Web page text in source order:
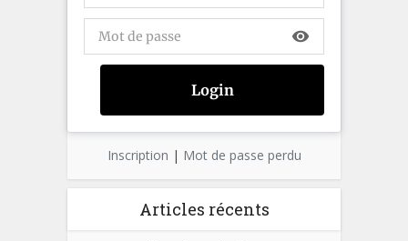
visibility
Inscription | Mot de passe perdu
Articles récents